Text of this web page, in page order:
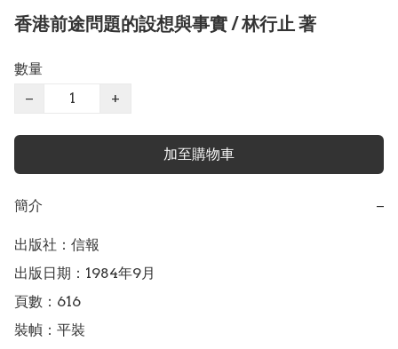
香港前途問題的設想與事實 / 林行止 著
數量
−
+
加至購物車
簡介 −
出版社：信報
出版日期：1984年9月
頁數：616
裝幀：平裝